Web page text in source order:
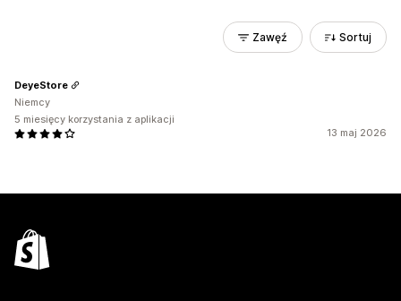
Zawęź Sortuj
13 maj 2026
DeyeStore
Niemcy
5 miesięcy korzystania z aplikacji